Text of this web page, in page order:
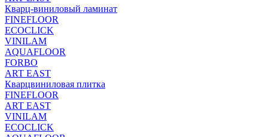
Кварц-виниловый ламинат
FINEFLOOR
ECOCLICK
VINILAM
AQUAFLOOR
FORBO
ART EAST
Кварцвиниловая плитка
FINEFLOOR
ART EAST
VINILAM
ECOCLICK